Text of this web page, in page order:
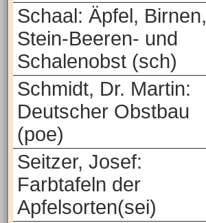
Schaal: Äpfel, Birnen,
Stein-Beeren- und
Schalenobst (sch)
Schmidt, Dr. Martin:
Deutscher Obstbau
(poe)
Seitzer, Josef:
Farbtafeln der
Apfelsorten(sei)